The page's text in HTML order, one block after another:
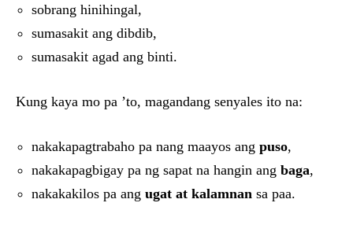
sobrang hinihingal,
sumasakit ang dibdib,
sumasakit agad ang binti.
Kung kaya mo pa ’to, magandang senyales ito na:
nakakapagtrabaho pa nang maayos ang puso,
nakakapagbigay pa ng sapat na hangin ang baga,
nakakakilos pa ang ugat at kalamnan sa paa.